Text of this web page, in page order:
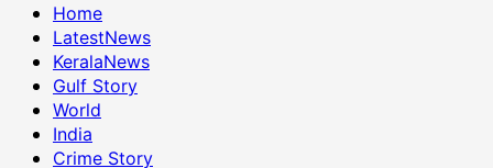
Home
LatestNews
KeralaNews
Gulf Story
World
India
Crime Story